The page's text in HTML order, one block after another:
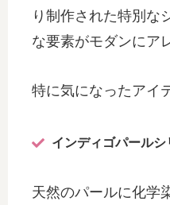
り制作された特別な
な要素がモダンにア
特に気になったアイ
インディゴパールシ
天然のパールに化学